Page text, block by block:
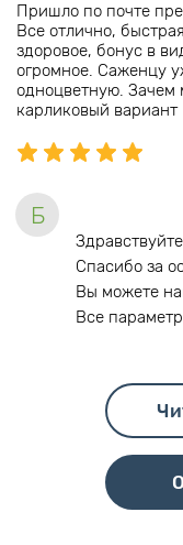
Пришло по почте
Все отлично,
здоровое, бонус в
огромное. Саженцу
одноцветную. Зачем
карликовый вариант
Б
Спасибо за
Вы можете
Все